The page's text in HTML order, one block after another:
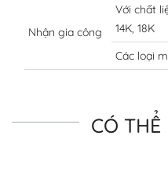
Nhận gia công
Với chất
14K, 18K
Các loại
CÓ THỂ